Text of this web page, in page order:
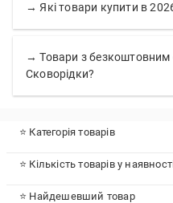
→ Які товари купити в
→ Товари з безкоштовним
Сковорідки?
⭐ Категорія товарів
⭐ Кількість товарів у
⭐ Найдешевший товар